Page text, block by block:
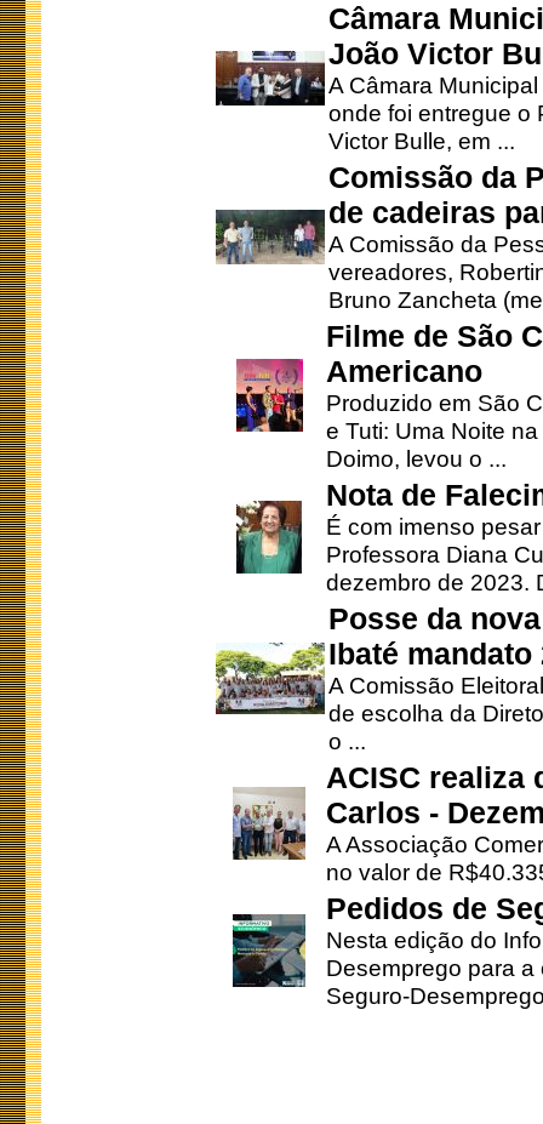
Câmara
João Victor
A Câmara
onde foi entregue o
Victor Bulle, em ...
Comissão da
de cadeiras
A Comissão da
vereadores,
Bruno Zancheta
Filme de São
Americano
Produzido em São
e Tuti: Uma Noite
Doimo, levou o ...
Nota de
É com imenso
Professora Diana
dezembro de 2023.
Posse da
Ibaté mandato
A Comissão
de escolha da
o ...
ACISC realiza
Carlos -
A Associação
no valor de
Pedidos de
Nesta edição do
Desemprego para
Seguro-